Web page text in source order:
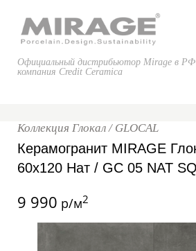
Официальный дистрибьютор Mirage в РФ
компания Credit Ceramica
Коллекция Глокал / GLOCAL
Керамогранит MIRAGE
60x120 Нат / GC 05 NAT SQ
9 990 р/м2